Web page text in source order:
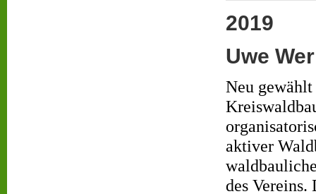
2019
Uwe
Neu
aktiver
des